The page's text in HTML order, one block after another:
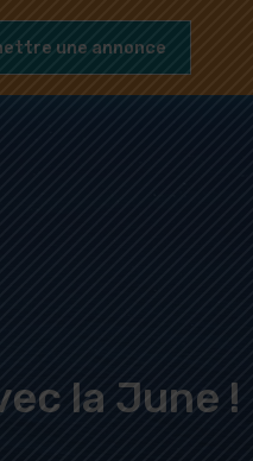
une annonce
une annonce
la June !